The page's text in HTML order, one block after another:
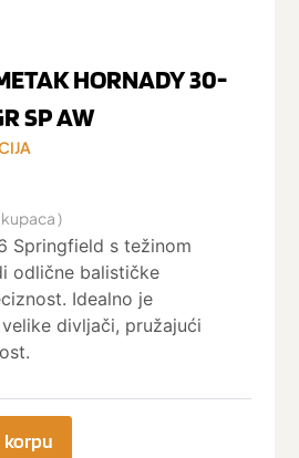
HORNADY 30-
SP AW
)
Springfield s težinom
odlične balističke
Idealno je
divljači, pružajući
korpu